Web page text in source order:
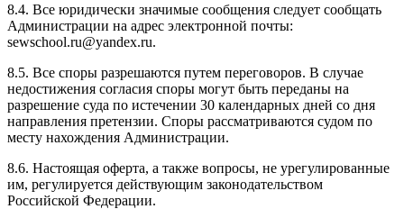
8.4. Все юридически значимые сообщения следует сообщать
Администрации на адрес электронной почты:
sewschool.ru@yandex.ru.
8.5. Все споры разрешаются путем переговоров. В случае
недостижения согласия споры могут быть переданы на
разрешение суда по истечении 30 календарных дней со дня
направления претензии. Споры рассматриваются судом по
месту нахождения Администрации.
8.6. Настоящая оферта, а также вопросы, не урегулированные
им, регулируется действующим законодательством
Российской Федерации.